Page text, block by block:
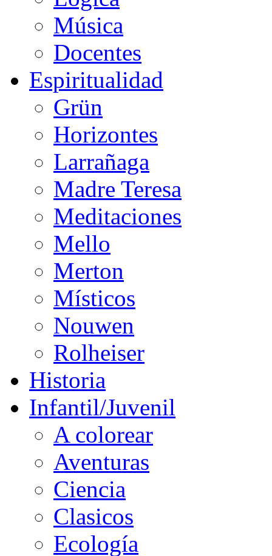
Música
Docentes
Espiritualidad
Grün
Horizontes
Larrañaga
Madre Teresa
Meditaciones
Mello
Merton
Místicos
Nouwen
Rolheiser
Historia
Infantil/Juvenil
A colorear
Aventuras
Ciencia
Clasicos
Ecología